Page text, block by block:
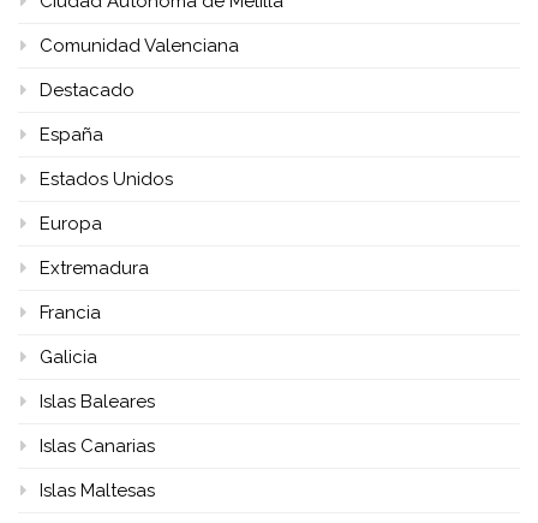
Comunidad Valenciana
Destacado
España
Estados Unidos
Europa
Extremadura
Francia
Galicia
Islas Baleares
Islas Canarias
Islas Maltesas